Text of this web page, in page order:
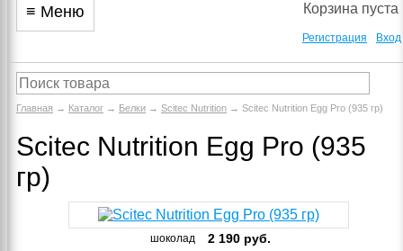
≡ Меню Корзина пуста
Регистрация Вход
Главная → Каталог → Белки → Scitec Nutrition → Scitec Nutrition Egg Pro (935 гр)
Scitec Nutrition Egg Pro (935
гр)
шоколад 2 190 руб.